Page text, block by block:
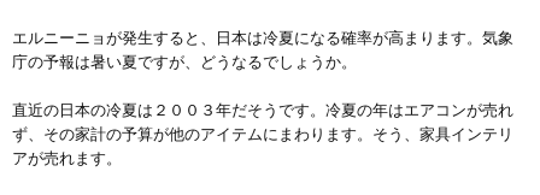
エルニーニョが発生すると、日本は冷夏になる確率が高まります。気象
庁の予報は暑い夏ですが、どうなるでしょうか。
直近の日本の冷夏は２００３年だそうです。冷夏の年はエアコンが売れ
ず、その家計の予算が他のアイテムにまわります。そう、家具インテリ
アが売れます。